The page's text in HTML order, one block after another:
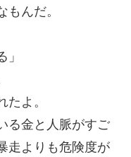
んだ。
よ。
る金と人脈がすご
走よりも危険度が